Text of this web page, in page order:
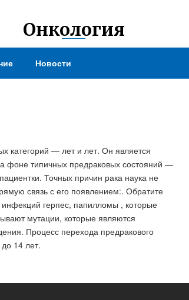
Онкология
Новости
категорий — лет и лет. Он является
фоне типичных предраковых состояний —
Точных причин рака наука не
связь с его появлением:. Обратите
герпес, папилломы , которые
мутации, которые являются
Процесс перехода предракового
14 лет.